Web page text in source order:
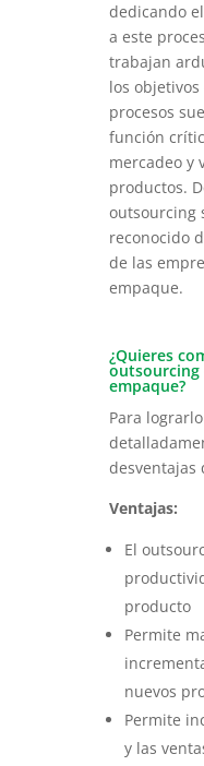
dedicando
a este
trabajan
los
procesos
función
mercadeo y
productos.
outsourcing
reconocido
de las
empaque.
¿Quieres
outsourcing
empaque?
Para
desventajas
Ventajas:
El
producto
Permite
nuevos
Permite
y las